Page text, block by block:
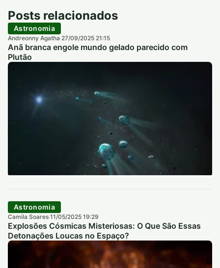
Posts relacionados
Astronomia
Andreonny Agatha·27/09/2025 21:15
Anã branca engole mundo gelado parecido com
Plutão
Astronomia
Camila Soares·11/05/2025 19:29
Explosões Cósmicas Misteriosas: O Que São Essas
Detonações Loucas no Espaço?